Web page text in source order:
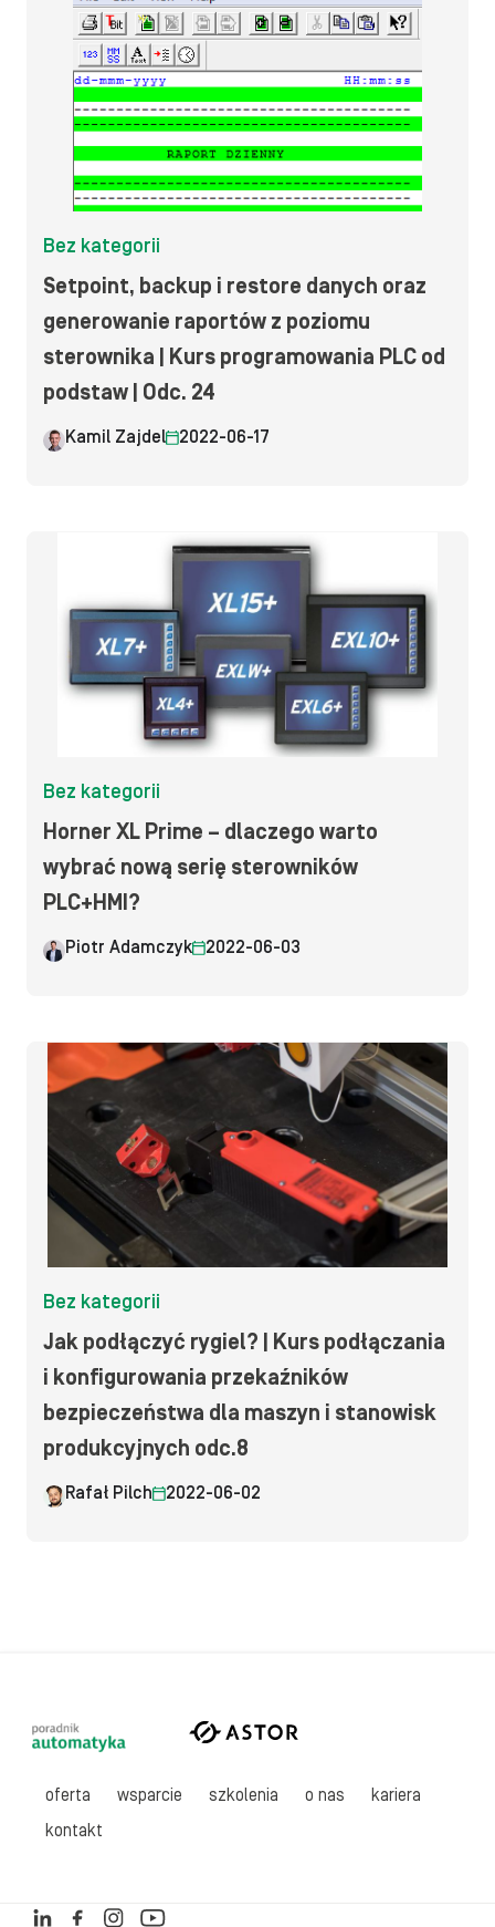
Bez kategorii
Setpoint, backup i restore danych oraz
generowanie raportów z poziomu
sterownika | Kurs programowania PLC od
podstaw | Odc. 24
Kamil Zajdel 2022-06-17
Bez kategorii
Horner XL Prime – dlaczego warto
wybrać nową serię sterowników
PLC+HMI?
Piotr Adamczyk 2022-06-03
Bez kategorii
Jak podłączyć rygiel? | Kurs podłączania
i konfigurowania przekaźników
bezpieczeństwa dla maszyn i stanowisk
produkcyjnych odc.8
Rafał Pilch 2022-06-02
oferta wsparcie szkolenia o nas
kariera
kontakt